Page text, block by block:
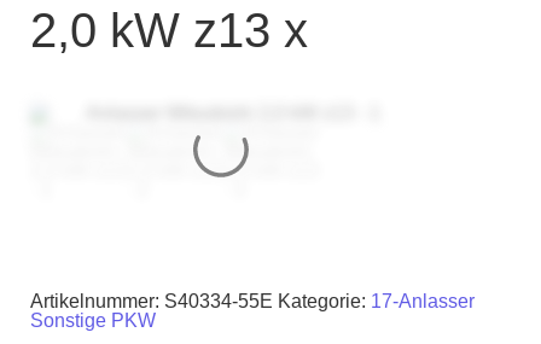
2,0 kW z13 x
Artikelnummer: S40334-55E Kategorie: 17-Anlasser
Sonstige PKW